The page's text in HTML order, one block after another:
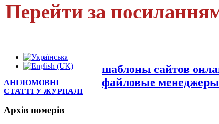
Перейти за
шаблоны сайтов
файловые
АНГЛОМОВНІ
СТАТТІ У ЖУРНАЛІ
Архів номерів